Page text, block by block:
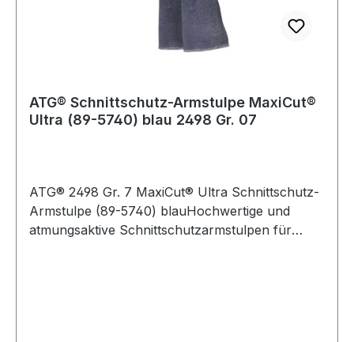
ATG® Schnittschutz-Armstulpe MaxiCut®
Ultra (89-5740) blau 2498 Gr. 07
ATG® 2498 Gr. 7 MaxiCut® Ultra Schnittschutz-
Armstulpe (89-5740) blauHochwertige und
atmungsaktive Schnittschutzarmstulpen für